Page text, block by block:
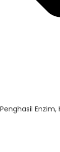
Penghasil